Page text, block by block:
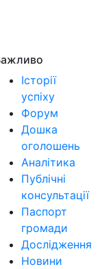
Історії
успіху
Форум
Дошка
оголошень
Аналітика
Публічні
консультації
Паспорт
громади
Дослідження
Новини